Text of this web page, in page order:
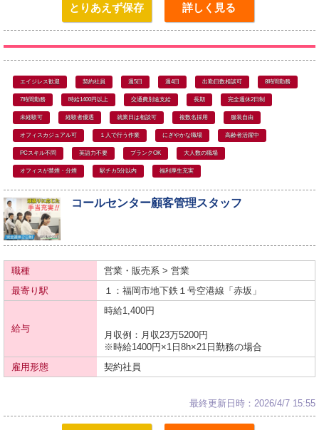
とりあえず保存 詳しく見る
エイジレス歓迎 契約社員 週5日 週4日 出勤日数相談可 8時間勤務
7時間勤務 時給1400円以上 交通費別途支給 長期 完全週休2日制
未経験可 経験者優遇 就業日は相談可 複数名採用 服装自由
オフィスカジュアル可 １人で行う作業 にぎやかな職場 高齢者活躍中
PCスキル不問 英語力不要 ブランクOK 大人数の職場
オフィスが禁煙・分煙 駅チカ5分以内 福利厚生充実
コールセンター顧客管理スタッフ
職種
営業・販売系 > 営業
最寄り駅
１：福岡市地下鉄 １号空港線 「赤坂」
給与
時給1,400円
月収例：月収23万5200円
※時給1400円×1日8h×21日勤務の場合
雇用形態
契約社員
最終更新日時：2026/4/7 15:55